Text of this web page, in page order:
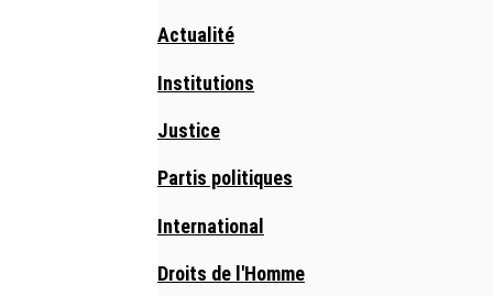
Actualité
Institutions
Justice
Partis politiques
International
Droits de l'Homme